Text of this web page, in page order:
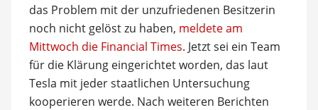
das Problem mit der unzufriedenen Besitzerin
noch nicht gelöst zu haben, meldete am
Mittwoch die Financial Times. Jetzt sei ein Team
für die Klärung eingerichtet worden, das laut
Tesla mit jeder staatlichen Untersuchung
kooperieren werde. Nach weiteren Berichten